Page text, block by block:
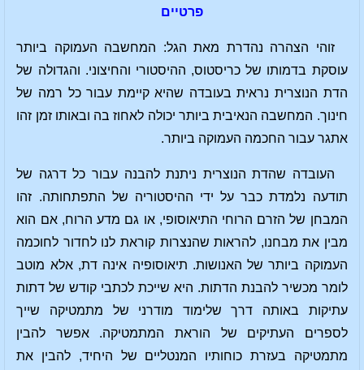
פרטיים
זוהי הצהרה נהדרת מאת הגל: המחשבה העמוקה ביותר
עוסקת בדמותו של כריסטוס, ההיסטורי והחיצוני. והגדולה של
הדת הנוצרית נראית בעובדה שהיא קיימת עבור כל רמה של
חינוך. המחשבה הנאיבית ביותר יכולה לאחוז בה ובאותו זמן זהו
אתגר עבור החכמה העמוקה ביותר.
העובדה שהדת הנוצרית ניתנת להבנה עבור כל דרגה של
תודעה נלמדת כבר על ידי ההיסטוריה של התפתחותה. זהו
המבחן של הזרם הרוחי התיאוסופי, או גם מדע הרוח, אם הוא
מבין את מבחנו, להראות שהנצרות קוראת לנו לחדור לחוכמה
העמוקה ביותר של האנושות. תיאוסופיה אינה דת, אלא מוטב
לומר מכשיר להבנת הדתות. היא שייכת לכתבי קודש של דתות
עתיקות באותה דרך שלימוד מודרני של מתמטיקה שייך
לספרים העתיקים של הוראת המתמטיקה. אפשר להבין
מתמטיקה בעזרת כוחותיו המנטליים של היחיד, להבין את